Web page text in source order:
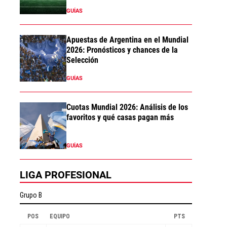
GUÍAS
Apuestas de Argentina en el Mundial
2026: Pronósticos y chances de la
Selección
GUÍAS
Cuotas Mundial 2026: Análisis de los
favoritos y qué casas pagan más
GUÍAS
LIGA PROFESIONAL